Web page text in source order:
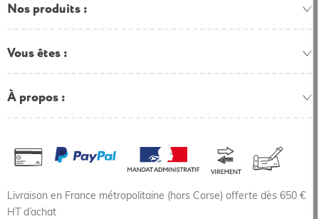
Nos produits
Vous êtes
À propos
Livraison en France métropolitaine (hors Corse) offerte dès 650 €
HT d’achat